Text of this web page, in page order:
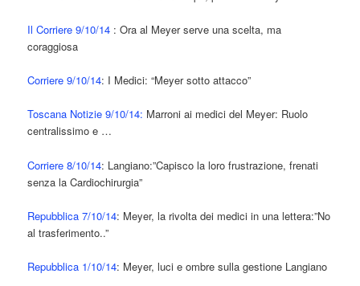
Il Corriere 9/10/14 : Ora al Meyer serve una scelta, ma
coraggiosa
Corriere 9/10/14: I Medici: “Meyer sotto attacco”
Toscana Notizie 9/10/14: Marroni ai medici del Meyer: Ruolo
centralissimo e …
Corriere 8/10/14: Langiano:”Capisco la loro frustrazione, frenati
senza la Cardiochirurgia”
Repubblica 7/10/14: Meyer, la rivolta dei medici in una lettera:”No
al trasferimento..”
Repubblica 1/10/14: Meyer, luci e ombre sulla gestione Langiano